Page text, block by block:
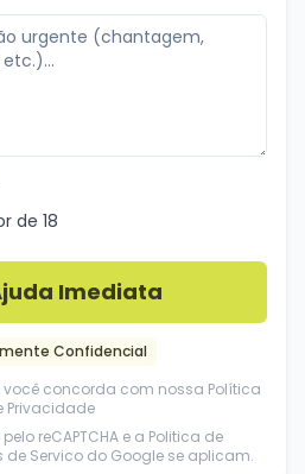
de 18
Imediata
Confidencial
você concorda com nossa Política
Privacidade
reCAPTCHA e a Politica de
de Servico do Google se aplicam.